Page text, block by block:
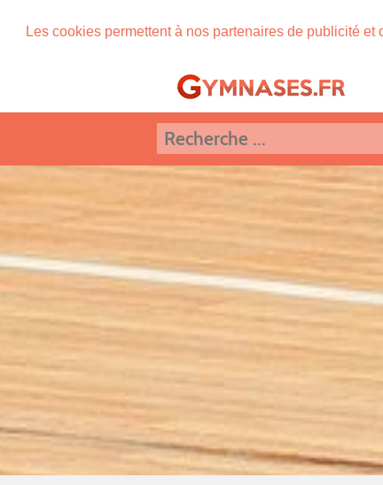
Les cookies permettent à nos partenaires de publicité